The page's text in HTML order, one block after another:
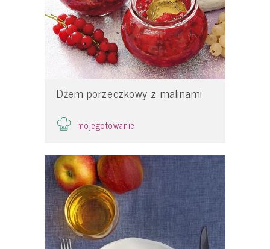
Dżem porzeczkowy z malinami
mojegotowanie